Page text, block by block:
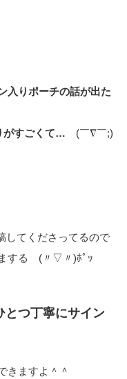
入りポーチの話が出た
がすごくて… (￣∇￣;)
てくださってるので
する (〃▽〃)ﾎﾟｯ
とつ丁寧にサイン
ますよ＾＾